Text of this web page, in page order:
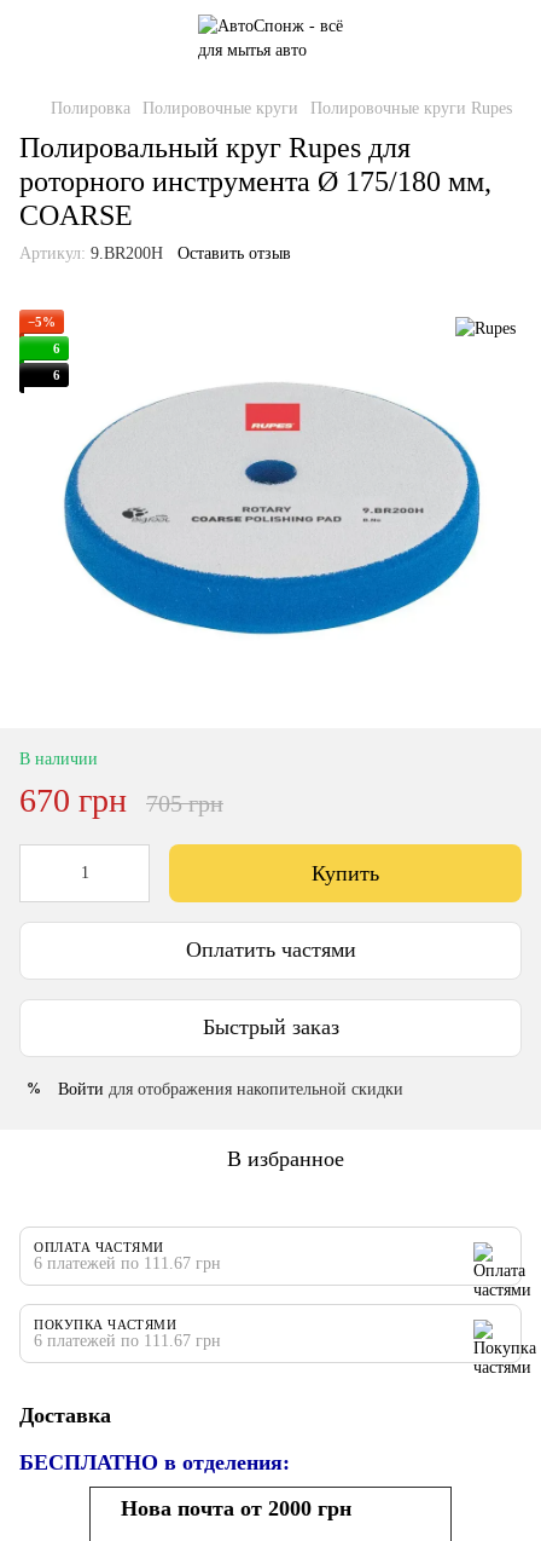
Полировка Полировочные круги Полировочные круги Rupes
Полировальный круг Rupes для
роторного инструмента Ø 175/180 мм,
COARSE
Артикул: 9.BR200H Оставить отзыв
−5%
6
6
В наличии
670 грн 705 грн
Купить
Оплатить частями
Быстрый заказ
% Войти для отображения накопительной скидки
В избранное
ОПЛАТА ЧАСТЯМИ
6 платежей по 111.67 грн
ПОКУПКА ЧАСТЯМИ
6 платежей по 111.67 грн
Доставка
БЕСПЛАТНО в отделения:
Нова почта от 2000 грн